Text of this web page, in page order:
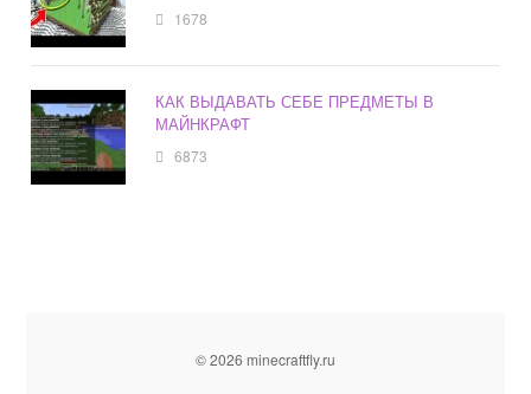
1678
КАК ВЫДАВАТЬ СЕБЕ ПРЕДМЕТЫ В
МАЙНКРАФТ
6873
© 2026 minecraftfly.ru